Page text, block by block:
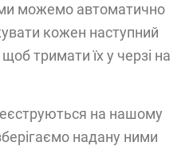
можемо автоматично
кожен наступний
тримати їх у черзі на
на нашому
надану ними